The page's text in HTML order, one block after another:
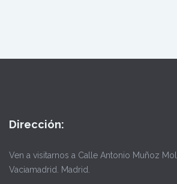
Dirección:
Ven a visitarnos a Calle Antonio Muñoz
Vaciamadrid. Madrid.